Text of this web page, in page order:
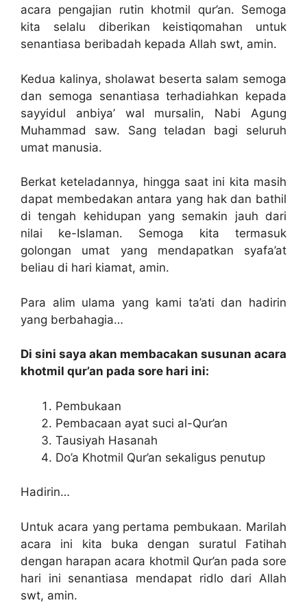
acara pengajian rutin khotmil qur’an. Semoga
kita selalu diberikan keistiqomahan untuk
senantiasa beribadah kepada Allah swt, amin.
Kedua kalinya, sholawat beserta salam semoga
dan semoga senantiasa terhadiahkan kepada
sayyidul anbiya’ wal mursalin, Nabi Agung
Muhammad saw. Sang teladan bagi seluruh
umat manusia.
Berkat keteladannya, hingga saat ini kita masih
dapat membedakan antara yang hak dan bathil
di tengah kehidupan yang semakin jauh dari
nilai ke-Islaman. Semoga kita termasuk
golongan umat yang mendapatkan syafa’at
beliau di hari kiamat, amin.
Para alim ulama yang kami ta’ati dan hadirin
yang berbahagia…
Di sini saya akan membacakan susunan acara
khotmil qur’an pada sore hari ini:
Pembukaan
Pembacaan ayat suci al-Qur’an
Tausiyah Hasanah
Do’a Khotmil Qur’an sekaligus penutup
Hadirin…
Untuk acara yang pertama pembukaan. Marilah
acara ini kita buka dengan suratul Fatihah
dengan harapan acara khotmil Qur’an pada sore
hari ini senantiasa mendapat ridlo dari Allah
swt, amin.